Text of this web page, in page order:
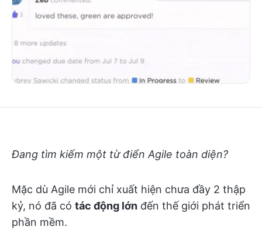
Đang tìm kiếm một từ điển Agile toàn diện?
Mặc dù Agile mới chỉ xuất hiện chưa đầy 2 thập
kỷ, nó đã có tác động lớn đến thế giới phát triển
phần mềm.